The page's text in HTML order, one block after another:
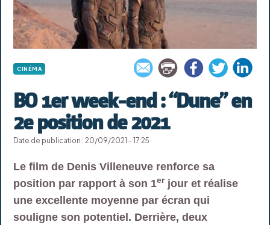
CINÉMA
BO 1er week-end : “Dune” en
2e position de 2021
Date de publication : 20/09/2021 - 17:25
Le film de Denis Villeneuve renforce sa
position par rapport à son 1erjour et réalise
une excellente moyenne par écran qui
souligne son potentiel. Derrière, deux